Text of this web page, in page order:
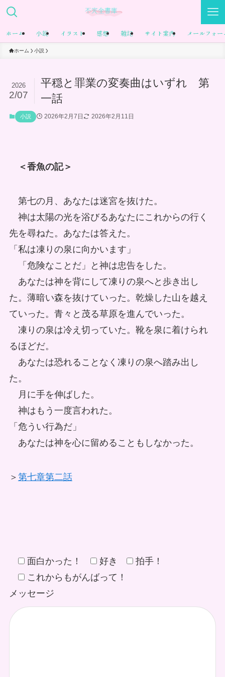
ホーム 小説 イラスト 感想 雑記 サイト案内 メールフォー
ホーム 小説
平穏と罪業の変奏曲はいずれ 第
一話
2026
2/07
小説 2026年2月7日 2026年2月11日
＜香魚の記＞
第七の月、あなたは迷宮を抜けた。
神は太陽の光を浴びるあなたにこれからの行く
先を尋ねた。あなたは答えた。
「私は凍りの泉に向かいます」
「危険なことだ」と神は忠告をした。
あなたは神を背にして凍りの泉へと歩き出し
た。薄暗い森を抜けていった。乾燥した山を越え
ていった。青々と茂る草原を進んでいった。
凍りの泉は冷え切っていた。靴を泉に着けられ
るほどだ。
あなたは恐れることなく凍りの泉へ踏み出し
た。
月に手を伸ばした。
神はもう一度言われた。
「危うい行為だ」
あなたは神を心に留めることもしなかった。
＞ 第七章第二話
面白かった！ 好き
拍手！
これからもがんばって！
メッセージ